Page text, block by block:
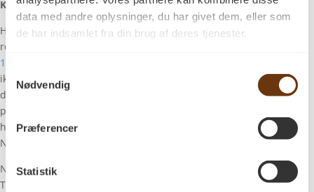
data med andre oplysninger, du har givet dem, eller som
de har indsamlet fra din brug af deres tjenester.
Nødvendig
Præferencer
Statistik
Klageadgang
Hvis du vil klage over dit køb, skal du
rette henvendelse til telefon
1009
ikke lykkes os at finde en løsning, kan
du indgive en klage til relevante nævn
på området, såfremt betingelserne
herfor er opfyldt. Du kan klage til
Nævnenes Hus:
Nævnenes Hus
Toldboden 2